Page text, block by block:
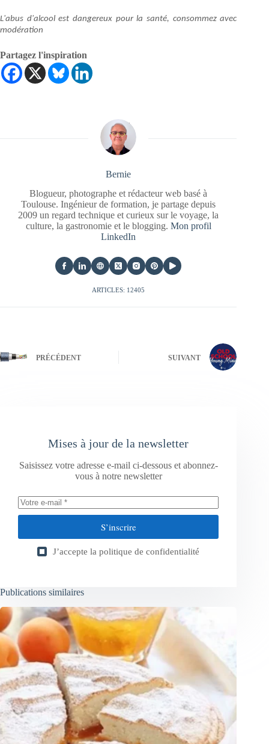
L'abus d'alcool est dangereux pour la santé, consommez avec
modération
Partagez l'inspiration
Bernie
Blogueur, photographe et rédacteur web basé à
Toulouse. Ingénieur de formation, je partage depuis
2009 un regard technique et curieux sur le voyage, la
culture, la gastronomie et le blogging. Mon profil
LinkedIn
ARTICLES: 12405
PRÉCÉDENT SUIVANT
Mises à jour de la newsletter
Saisissez votre adresse e-mail ci-dessous et abonnez-
vous à notre newsletter
S’inscrire
J’accepte la politique de confidentialité
Publications similaires